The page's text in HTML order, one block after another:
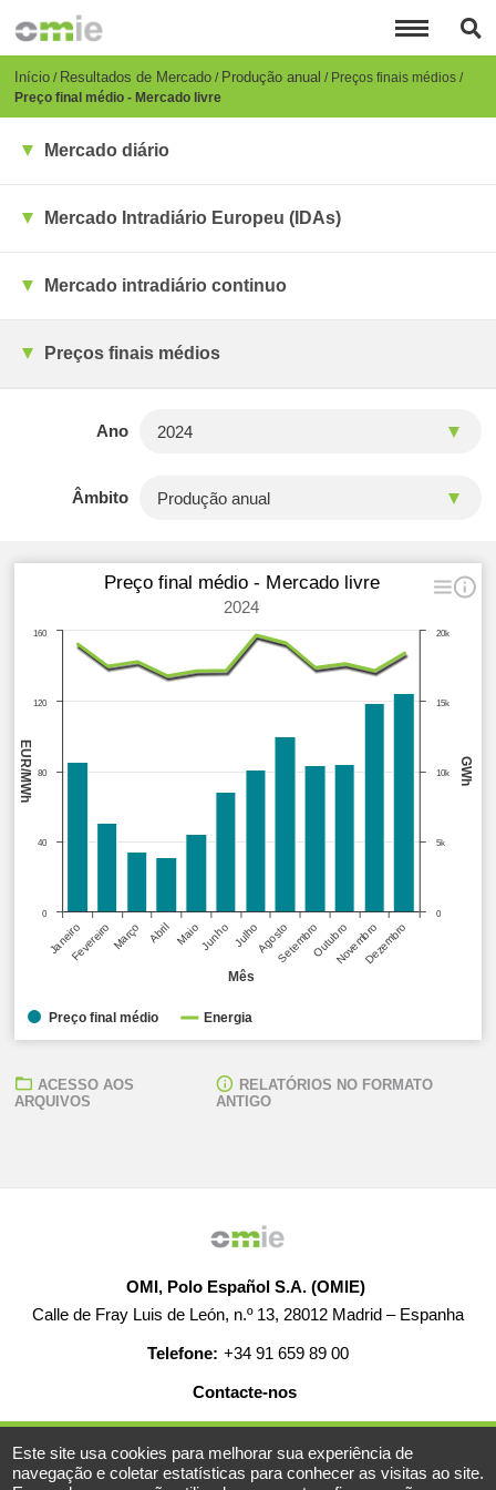
para
conteúdo
principal
Breadcrumb
Início Resultados de Mercado Produção anual
Preços finais médios
Preço final médio - Mercado livre
Mercado diário
Mercado Intradiário Europeu (IDAs)
Mercado intradiário continuo
Preços finais médios
Ano
Âmbito
Mês
GWh
EUR/MWh
Preço final médio - Mercado livre
2024
JaneiroFevereiroMarço Abril MaioJunho JulhoAgostoSetembroOutubroNovembroDezembro
0
5k
10k
15k
20k
0
40
80
120
160
Preço final médio Energia
ACESSO AOS
ARQUIVOS
RELATÓRIOS NO FORMATO
ANTIGO
OMI, Polo Español S.A. (OMIE)
Calle de Fray Luis de León, n.º 13, 28012 Madrid – Espanha
Telefone: +34 91 659 89 00
Contacte-nos
AJUDA EMPREGO MAPA WEB AVISO LEGAL
Este site usa cookies para melhorar sua experiência de
navegação e coletar estatísticas para conhecer as visitas ao site.